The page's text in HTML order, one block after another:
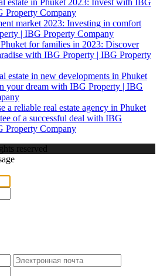
Property Company
market 2023: Investing in comfort
| IBG Property Company
for families in 2023: Discover
with IBG Property | IBG Property
estate in new developments in Phuket
your dream with IBG Property | IBG
a reliable real estate agency in Phuket
of a successful deal with IBG
Property Company
reserved